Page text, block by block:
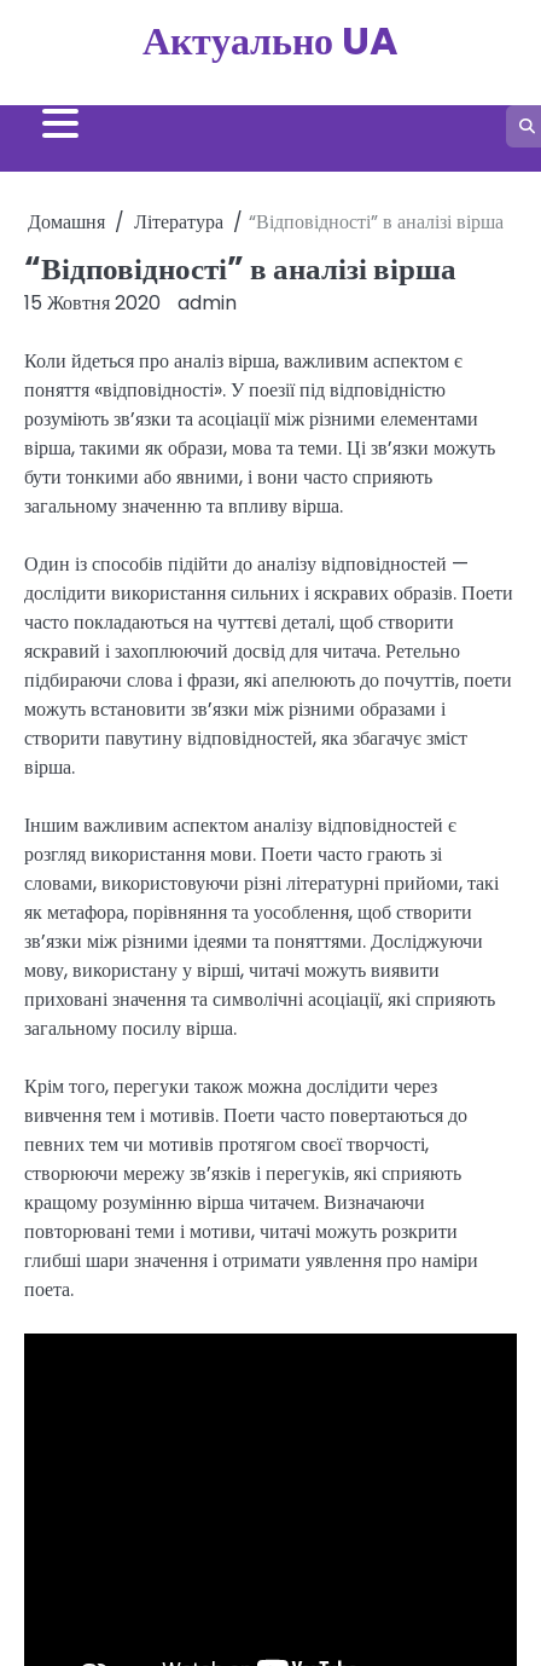
Актуально UA
Домашня Література “Відповідності” в аналізі вірша
“Відповідності” в аналізі вірша
15 Жовтня 2020 admin
Коли йдеться про аналіз вірша, важливим аспектом є
поняття «відповідності». У поезії під відповідністю
розуміють зв’язки та асоціації між різними елементами
вірша, такими як образи, мова та теми. Ці зв’язки можуть
бути тонкими або явними, і вони часто сприяють
загальному значенню та впливу вірша.
Один із способів підійти до аналізу відповідностей —
дослідити використання сильних і яскравих образів. Поети
часто покладаються на чуттєві деталі, щоб створити
яскравий і захоплюючий досвід для читача. Ретельно
підбираючи слова і фрази, які апелюють до почуттів, поети
можуть встановити зв’язки між різними образами і
створити павутину відповідностей, яка збагачує зміст
вірша.
Іншим важливим аспектом аналізу відповідностей є
розгляд використання мови. Поети часто грають зі
словами, використовуючи різні літературні прийоми, такі
як метафора, порівняння та уособлення, щоб створити
зв’язки між різними ідеями та поняттями. Досліджуючи
мову, використану у вірші, читачі можуть виявити
приховані значення та символічні асоціації, які сприяють
загальному посилу вірша.
Крім того, перегуки також можна дослідити через
вивчення тем і мотивів. Поети часто повертаються до
певних тем чи мотивів протягом своєї творчості,
створюючи мережу зв’язків і перегуків, які сприяють
кращому розумінню вірша читачем. Визначаючи
повторювані теми і мотиви, читачі можуть розкрити
глибші шари значення і отримати уявлення про наміри
поета.